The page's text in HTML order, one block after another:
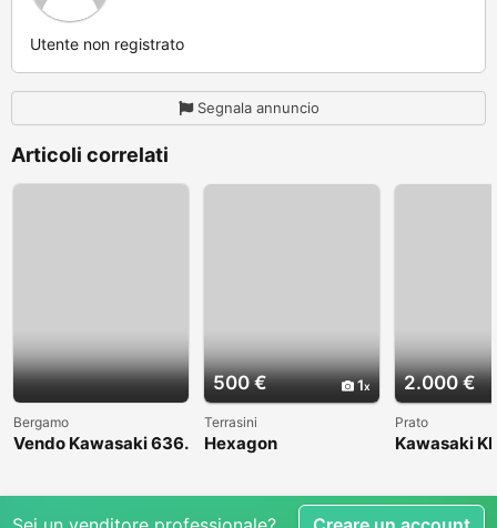
Utente non registrato
Segnala annuncio
Articoli correlati
Bergamo
Vendo Kawasaki 636.
500 € 1
Terrasini
Hexagon
2.000 €
Prato
Kawasaki